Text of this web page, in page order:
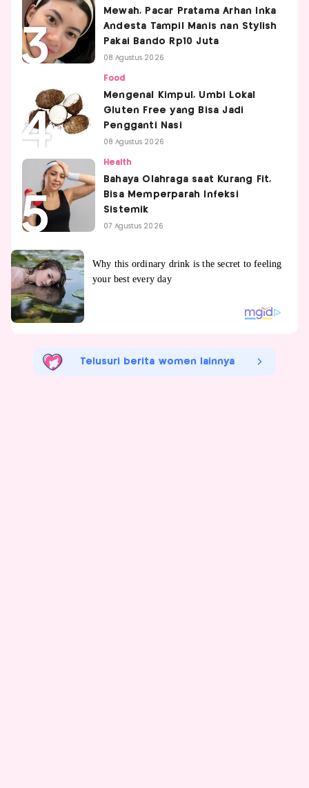
Mewah, Pacar Pratama Arhan Inka
Andesta Tampil Manis nan Stylish
Pakai Bando Rp10 Juta
08 Agustus 2026
Food
Mengenal Kimpul, Umbi Lokal
Gluten Free yang Bisa Jadi
Pengganti Nasi
08 Agustus 2026
Health
Bahaya Olahraga saat Kurang Fit,
Bisa Memperparah Infeksi
Sistemik
07 Agustus 2026
Telusuri berita women lainnya